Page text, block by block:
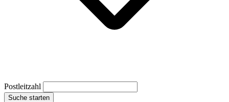
Postleitzahl
Suche starten